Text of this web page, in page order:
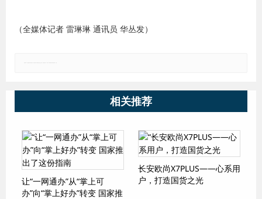
（全媒体记者 雷琳琳 通讯员 华丛发）
相关推荐
让“一网通办”从“掌上可
办”向“掌上好办”转变 国家推
长安欧尚X7PLUS——心系用
户，打造国货之光